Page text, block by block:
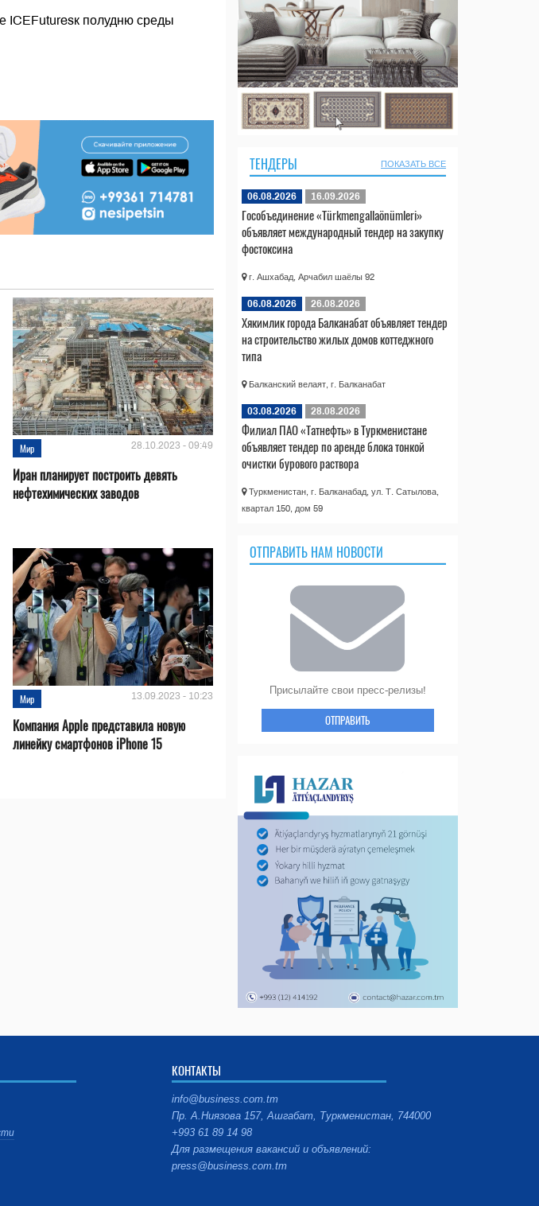
ICEFuturesк полудню среды
Мир 28.10.2023 - 09:49
Иран планирует построить девять
нефтехимических заводов
Мир 13.09.2023 - 10:23
Компания Apple представила новую
линейку смартфонов iPhone 15
ТЕНДЕРЫ ПОКАЗАТЬ ВСЕ
06.08.2026 16.09.2026
Гособъединение «Türkmengallaönümleri»
объявляет международный тендер на закупку
фостоксина
г. Ашхабад, Арчабил шаёлы 92
06.08.2026 26.08.2026
Хякимлик города Балканабат объявляет тендер
на строительство жилых домов коттеджного
типа
Балканский велаят, г. Балканабат
03.08.2026 28.08.2026
Филиал ПАО «Татнефть» в Туркменистане
объявляет тендер по аренде блока тонкой
очистки бурового раствора
Туркменистан, г. Балканабад, ул. Т. Сатылова,
квартал 150, дом 59
ОТПРАВИТЬ НАМ НОВОСТИ
Присылайте свои пресс-релизы!
ОТПРАВИТЬ
КОНТАКТЫ
info@business.com.tm
Пр. А.Ниязова 157, Ашгабат, Туркменистан, 744000
+993 61 89 14 98
Для размещения вакансий и объявлений:
press@business.com.tm